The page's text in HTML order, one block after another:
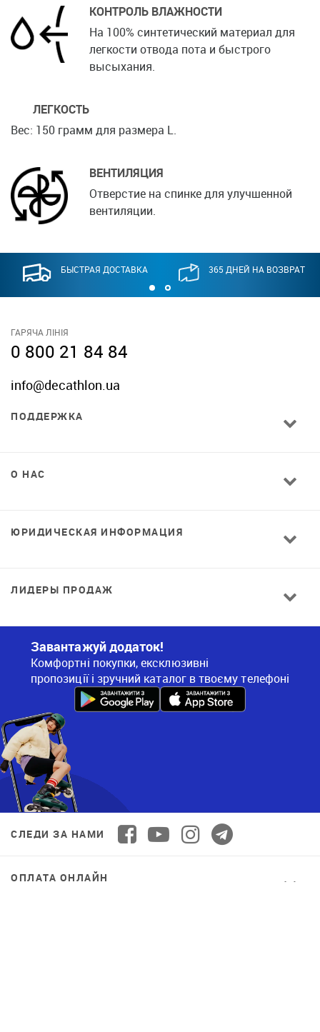
КОНТРОЛЬ ВЛАЖНОСТИ
На 100% синтетический материал для
легкости отвода пота и быстрого
высыхания.
ЛЕГКОСТЬ
Вес: 150 грамм для размера L.
ВЕНТИЛЯЦИЯ
Отверстие на спинке для улучшенной
вентиляции.
БЫСТРАЯ ДОСТАВКА 365 ДНЕЙ НА ВОЗВРАТ
ГАРЯЧА ЛІНІЯ
0 800 21 84 84
info@decathlon.ua
ПОДДЕРЖКА
О НАС
ЮРИДИЧЕСКАЯ ИНФОРМАЦИЯ
ЛИДЕРЫ ПРОДАЖ
Завантажуй додаток!
Комфортні покупки, ексклюзивні
пропозиції і зручний каталог в твоєму телефоні
СЛЕДИ ЗА НАМИ
ОПЛАТА ОНЛАЙН